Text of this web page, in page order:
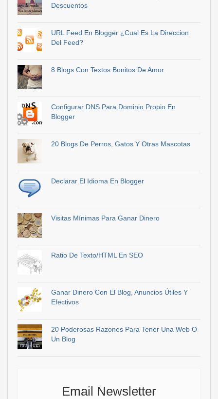
Descuentos
URL Feed En Blogger ¿Cual Es La Direccion
Del Feed?
8 Blogs Con Textos Bonitos De Amor
Configurar DNS Para Dominio Propio En
Blogger
20 Blogs De Perros, Gatos Y Otras Mascotas
Declarar El Idioma En Blogger
Visitas Mínimas Para Ganar Dinero
Ratio De Texto/HTML En SEO
Ganar Dinero Con El Blog, Anuncios Útiles Y
Efectivos
20 Poderosas Razones Para Tener Una Web O
Un Blog
Email Newsletter